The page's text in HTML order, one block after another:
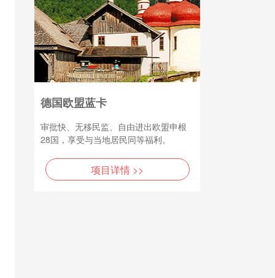
德国欧盟蓝卡
审批快、无移民监、自由进出欧盟申根
28国，享受与当地居民同等福利。
项目详情 >>